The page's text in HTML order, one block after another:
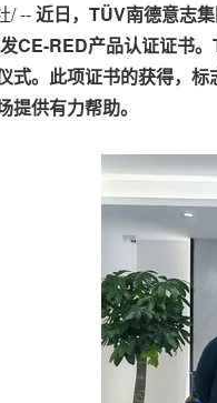
/ --近日， TÜV南德意志
CE-RED产品认证证书。
式。此项证书的获得，
提供有力帮助。